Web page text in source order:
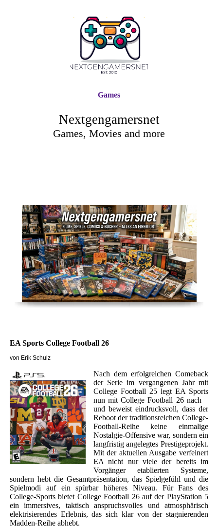
Nextgengamersnet
Games, Movies and more
Games
EA Sports College Football 26
von Erik Schulz
Nach dem erfolgreichen Comeback
der Serie im vergangenen Jahr mit
College Football 25 legt EA Sports
nun mit College Football 26 nach –
und beweist eindrucksvoll, dass der
Reboot der traditionsreichen College-
Football-Reihe keine einmalige
Nostalgie-Offensive war, sondern ein
langfristig angelegtes Prestigeprojekt.
Mit der aktuellen Ausgabe verfeinert
EA nicht nur viele der bereits im
Vorgänger etablierten Systeme,
sondern hebt die Gesamtpräsentation, das Spielgefühl und die
Spielmodi auf ein spürbar höheres Niveau. Für Fans des
College-Sports bietet College Football 26 auf der PlayStation 5
ein immersives, taktisch anspruchsvolles und atmosphärisch
elektrisierendes Erlebnis, das sich klar von der stagnierenden
Madden-Reihe abhebt.